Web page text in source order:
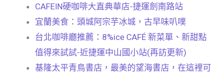
CAFEIN硬咖啡大直典華店-捷運劍南路站
宜蘭美食：頭城阿宗芋冰城，古早味叭噗
台北咖啡廳推薦：8%ice CAFÉ 新菜單、新甜點
值得來試試-近捷運中山國小站(再訪更新)
基隆太平青鳥書店，最美的望海書店，在這裡可